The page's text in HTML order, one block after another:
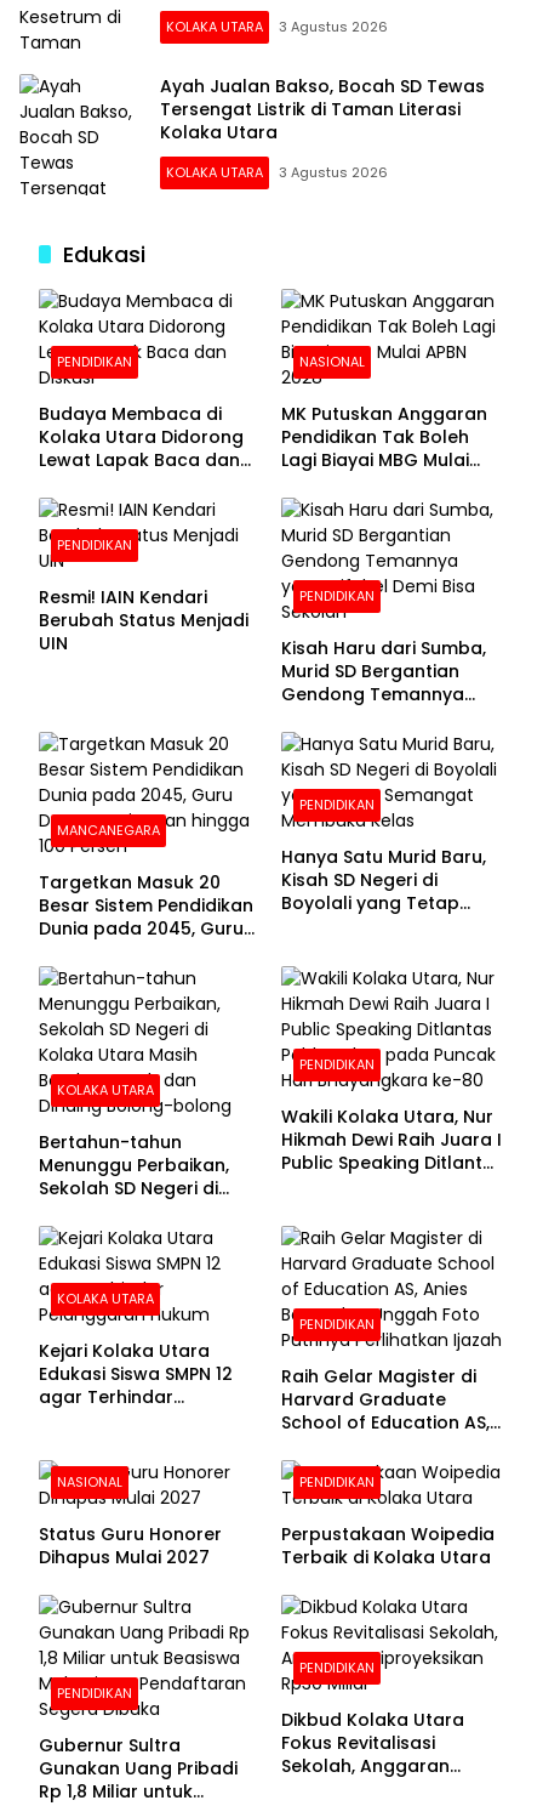
KOLAKA UTARA 3 Agustus 2026
Ayah Jualan Bakso, Bocah SD Tewas
Tersengat Listrik di Taman Literasi
Kolaka Utara
KOLAKA UTARA 3 Agustus 2026
Edukasi
PENDIDIKAN
Budaya Membaca di
Kolaka Utara Didorong
Lewat Lapak Baca dan
NASIONAL
MK Putuskan Anggaran
Pendidikan Tak Boleh
Lagi Biayai MBG Mulai
PENDIDIKAN
Resmi! IAIN Kendari
Berubah Status Menjadi
UIN
PENDIDIKAN
Kisah Haru dari Sumba,
Murid SD Bergantian
Gendong Temannya
Sekolah
MANCANEGARA
Targetkan Masuk 20
Besar Sistem Pendidikan
Dunia pada 2045, Guru
100 Persen
PENDIDIKAN
Hanya Satu Murid Baru,
Kisah SD Negeri di
Boyolali yang Tetap
KOLAKA UTARA
Bertahun-tahun
Menunggu Perbaikan,
Sekolah SD Negeri di
Beralas Tanah dan
Dinding Bolong-bolong
PENDIDIKAN
Wakili Kolaka Utara, Nur
Hikmah Dewi Raih Juara I
Public Speaking Ditlantas
Bhayangkara ke-80
KOLAKA UTARA
Kejari Kolaka Utara
Edukasi Siswa SMPN 12
agar Terhindar
PENDIDIKAN
Raih Gelar Magister di
Harvard Graduate
School of Education AS,
Foto Putrinya Perlihatkan
Ijazah
NASIONAL
Status Guru Honorer
Dihapus Mulai 2027
PENDIDIKAN
Perpustakaan Woipedia
Terbaik di Kolaka Utara
PENDIDIKAN
Gubernur Sultra
Gunakan Uang Pribadi
Rp 1,8 Miliar untuk
PENDIDIKAN
Dikbud Kolaka Utara
Fokus Revitalisasi
Sekolah, Anggaran